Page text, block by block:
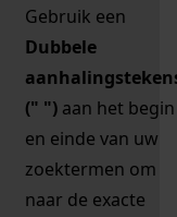
Gebruik een
Dubbele
(" ") aan het begin
en einde van uw
zoektermen om
naar de exacte